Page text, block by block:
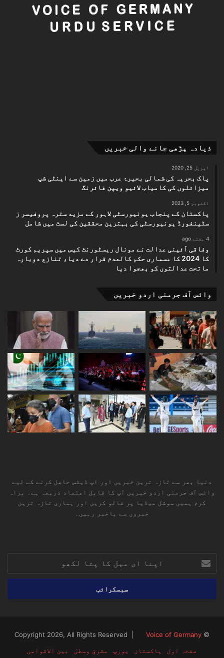
ذیادہ پڑھی جانے والی خبریں
اپریل 25, 2020
پاک بحریہ کی شمالی بحیرۂ عرب میں زمین سے اینٹی شپ
میزائلوں کی کامیاب لائیو ویپن فائرنگ
اکتوبر 5, 2023
پاکستان کے پنجاب یونیورسٹی لاہور کے مزید سترہ پروفیسر ز
سٹینفورڈ یونیورسٹی کی بہترین محققین کی لسٹ میں شامل
4 ہفتے ago
وفاقی آئینی عدالت نے مونال ریسٹورنٹ کیس میں سپریم کورٹ
کا 2024 کا مسماری حکم کالعدم قرار دے دیا، تنازع دوبارہ
ماتحت عدالتوں کو بھجوا دیا
وائس آف جرمنی اردو خبریں
دنیا بھر سے تازہ ترین خبریں اور اپ ڈیٹس حاصل کرنے کے لیے
وائس آف جرمنی اردو خبریں آپ کا قابل اعتماد ذریعہ ہے۔ براہ
کرم ہمیں سوشل میڈیا پر فالو کریں اور ہماری تازہ ترین
خبروں سے باخبر رہیں۔
ای
میل
پتا
© Copyright 2026, All Rights Reserved |
Voice of Germany
صفحہ اول
پاکستان یورپ مشرق وسطیٰ بین الاقوامی